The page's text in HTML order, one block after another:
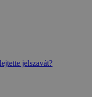
jelszavát?